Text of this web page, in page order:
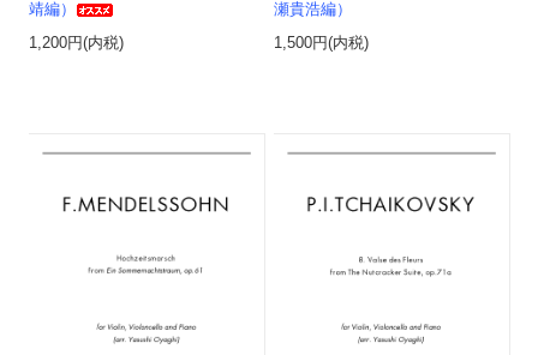
靖編）
1,200円(内税)
瀬貴浩編）
1,500円(内税)